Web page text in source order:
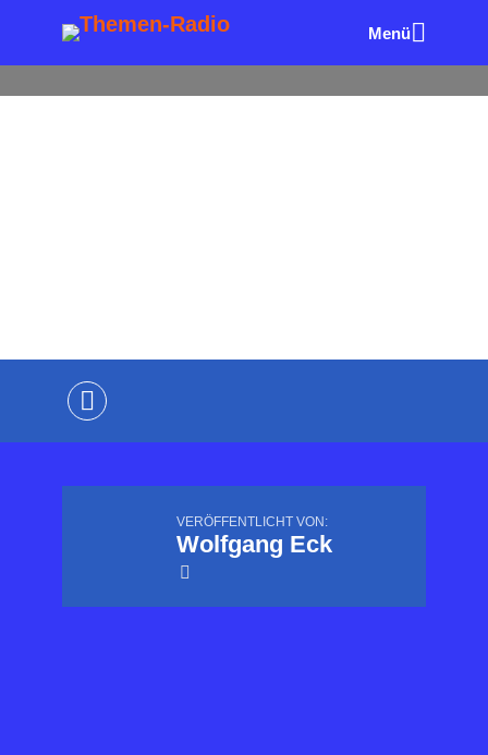
Menü
VERÖFFENTLICHT VON:
Wolfgang Eck